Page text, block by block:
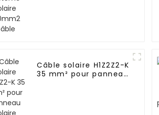
Câble solaire H1Z2Z2-K
35 mm² pour panneau